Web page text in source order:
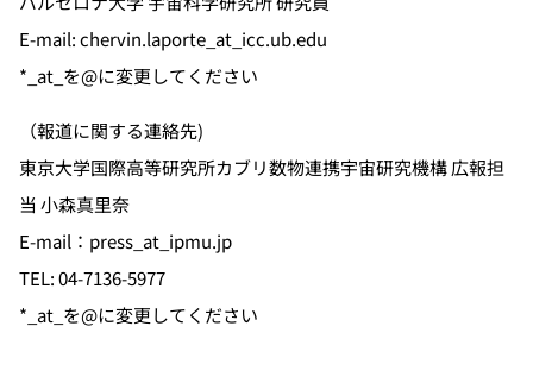
E-mail: chervin.laporte_at_icc.ub.edu
*_at_を@に変更してください
（報道に関する連絡先)
東京大学国際高等研究所カブリ数物連携宇宙研究機構 広報担
当 小森真里奈
E-mail：press_at_ipmu.jp
TEL: 04-7136-5977
*_at_を@に変更してください